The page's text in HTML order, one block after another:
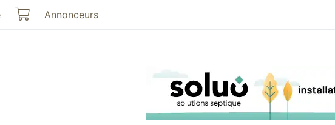
Mon panier
Annonceurs